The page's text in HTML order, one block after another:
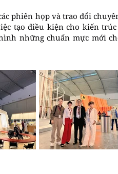
phiên họp và trao đổi
tạo điều kiện cho kiến
những chuẩn mực mới